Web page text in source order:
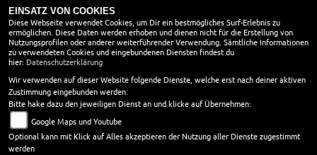
ÖFFNUNGSZEITEN
Montag:
10:00 - 18:00
Dienstag:
10:00 - 18:00
Mittwoch:
10:00 - 18:00
Donnerstag:
10:00 - 18:00
Freitag:
10:00 - 18:00
Samstag:
10:00 - 13:00
Sonntag:
geschlossen
in den Wintermonaten vom 01. 11 - 28.02. öffnen wir erst
EINSATZ VON COOKIES
Diese Webseite verwendet Cookies, um Dir ein bestmögliches Surf-Erlebnis zu
ermöglichen. Diese Daten werden erhoben und dienen nicht für die Erstellung von
Nutzungsprofilen oder anderer weiterführender Verwendung. Sämtliche Informationen
zu verwendeten Cookies und eingebundenen Diensten findest du
hier: Datenschutzerklärung
Wir verwenden auf dieser Website folgende Dienste, welche erst nach deiner aktiven
Zustimmung eingebunden werden.
Bitte hake dazu den jeweiligen Dienst an und klicke auf Übernehmen:
Google Maps und Youtube
Optional kann mit Klick auf Alles akzeptieren der Nutzung aller Dienste zugestimmt
werden